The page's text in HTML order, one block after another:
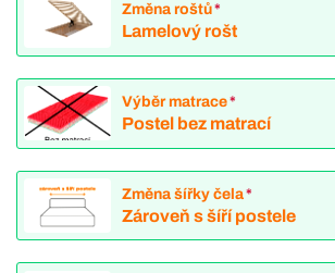
Změna roštů*
Lamelový rošt
Výběr matrace*
Postel bez matrací
Změna šířky čela*
Zároveň s šíří postele